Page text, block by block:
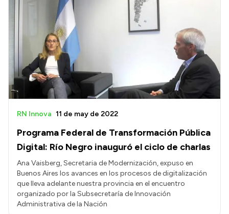
Programa Federal de Transformación Pública
Digital: Río Negro inauguró el ciclo de charlas
RN Innova 11 de may de 2022
Ana Vaisberg, Secretaria de Modernización, expuso en
Buenos Aires los avances en los procesos de digitalización
que lleva adelante nuestra provincia en el encuentro
organizado por la Subsecretaría de Innovación
Administrativa de la Nación